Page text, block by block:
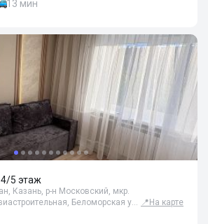
13 мин
4/5 этаж
Казань, р-н Московский, мкр.
Беломорская у… 📍 На карте